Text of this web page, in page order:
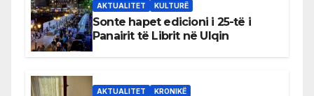
AKTUALITET KULTURË
Sonte hapet edicioni i 25-të i
Panairit të Librit në Ulqin
AKTUALITET KRONIKË